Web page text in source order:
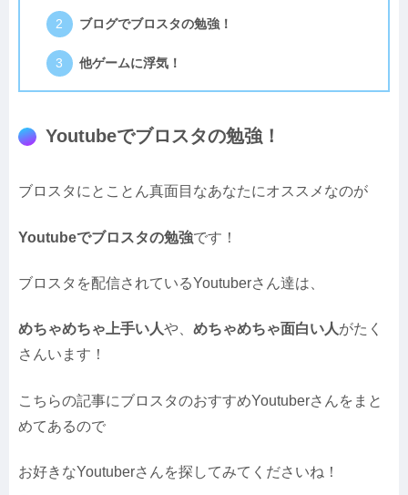
ブログでブロスタの勉強！
他ゲームに浮気！
Youtubeでブロスタの勉強！
ブロスタにとことん真面目なあなたにオススメなのが
Youtubeでブロスタの勉強です！
ブロスタを配信されているYoutuberさん達は、
めちゃめちゃ上手い人や、 めちゃめちゃ面白い人がたく
さんいます！
こちらの記事にブロスタのおすすめYoutuberさんをまと
めてあるので
お好きなYoutuberさんを探してみてくださいね！